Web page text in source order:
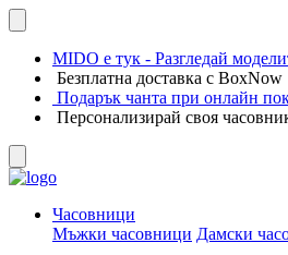
MIDO е тук - Разгледай
Безплатна доставка с BoxNow
Подарък чанта при онлайн
Персонализирай своя
Часовници
Мъжки часовници Дамски